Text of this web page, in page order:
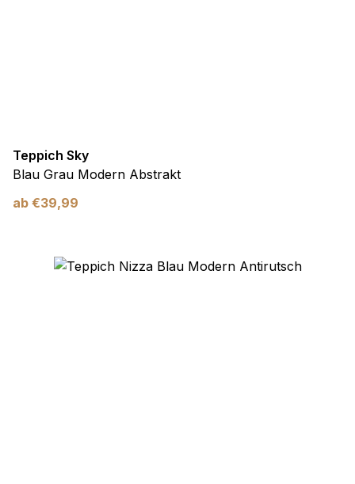
Teppich Sky
Blau Grau Modern Abstrakt
ab €39,99